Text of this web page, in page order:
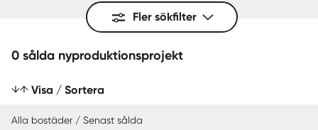
Fler sökfilter
0 sålda nyproduktionsprojekt
Visa / Sortera
Alla bostäder / Senast sålda